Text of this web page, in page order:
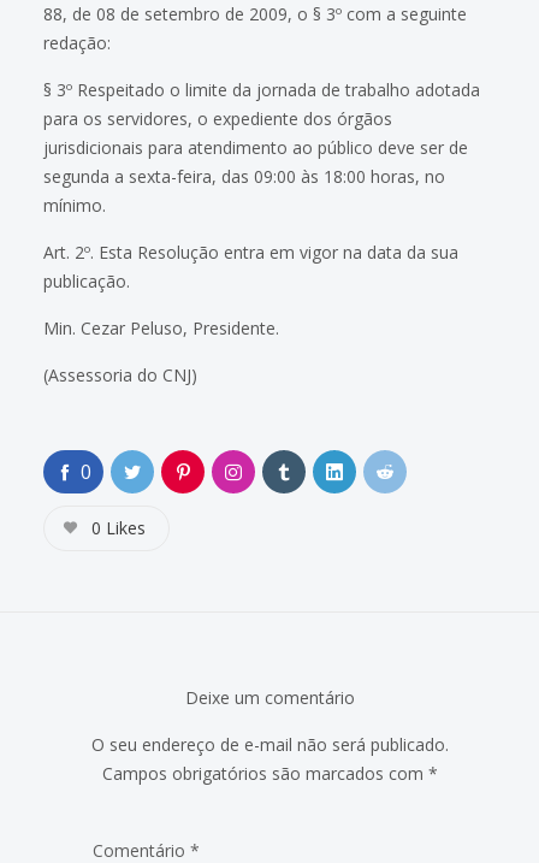
88, de 08 de setembro de 2009, o § 3º com a seguinte
redação:
§ 3º Respeitado o limite da jornada de trabalho adotada
para os servidores, o expediente dos órgãos
jurisdicionais para atendimento ao público deve ser de
segunda a sexta-feira, das 09:00 às 18:00 horas, no
mínimo.
Art. 2º. Esta Resolução entra em vigor na data da sua
publicação.
Min. Cezar Peluso, Presidente.
(Assessoria do CNJ)
0
0 Likes
Deixe um comentário
O seu endereço de e-mail não será publicado.
Campos obrigatórios são marcados com *
Comentário *